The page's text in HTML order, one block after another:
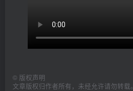
© 版权声明
文章版权归作者所有，未经允许请勿转载。